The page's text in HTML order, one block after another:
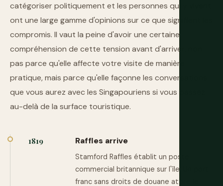
catégoriser politiquement et les personnes qui y vivent
ont une large gamme d'opinions sur ce que signifient les
compromis. Il vaut la peine d'avoir une certaine
compréhension de cette tension avant d'arriver, non
pas parce qu'elle affecte votre visite de manière
pratique, mais parce qu'elle façonne les conversations
que vous aurez avec les Singapouriens si vous passez
au-delà de la surface touristique.
1819 Raffles arrive
Stamford Raffles établit un poste
commercial britannique sur l'île. Un port
franc sans droits de douane attire le